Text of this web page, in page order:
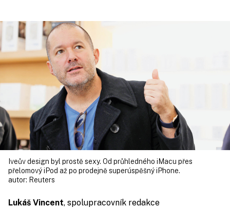
Iveův design byl prostě sexy. Od průhledného iMacu přes
přelomový iPod až po prodejně superúspěšný iPhone.
autor: Reuters
Lukáš Vincent, spolupracovník redakce